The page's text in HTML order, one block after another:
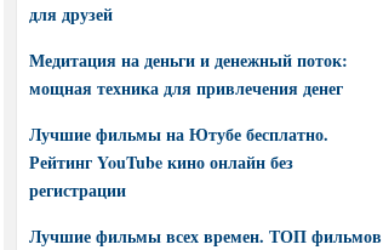
для друзей
Медитация на деньги и денежный поток:
мощная техника для привлечения денег
Лучшие фильмы на Ютубе бесплатно.
Рейтинг YouTube кино онлайн без
регистрации
Лучшие фильмы всех времен. ТОП фильмов